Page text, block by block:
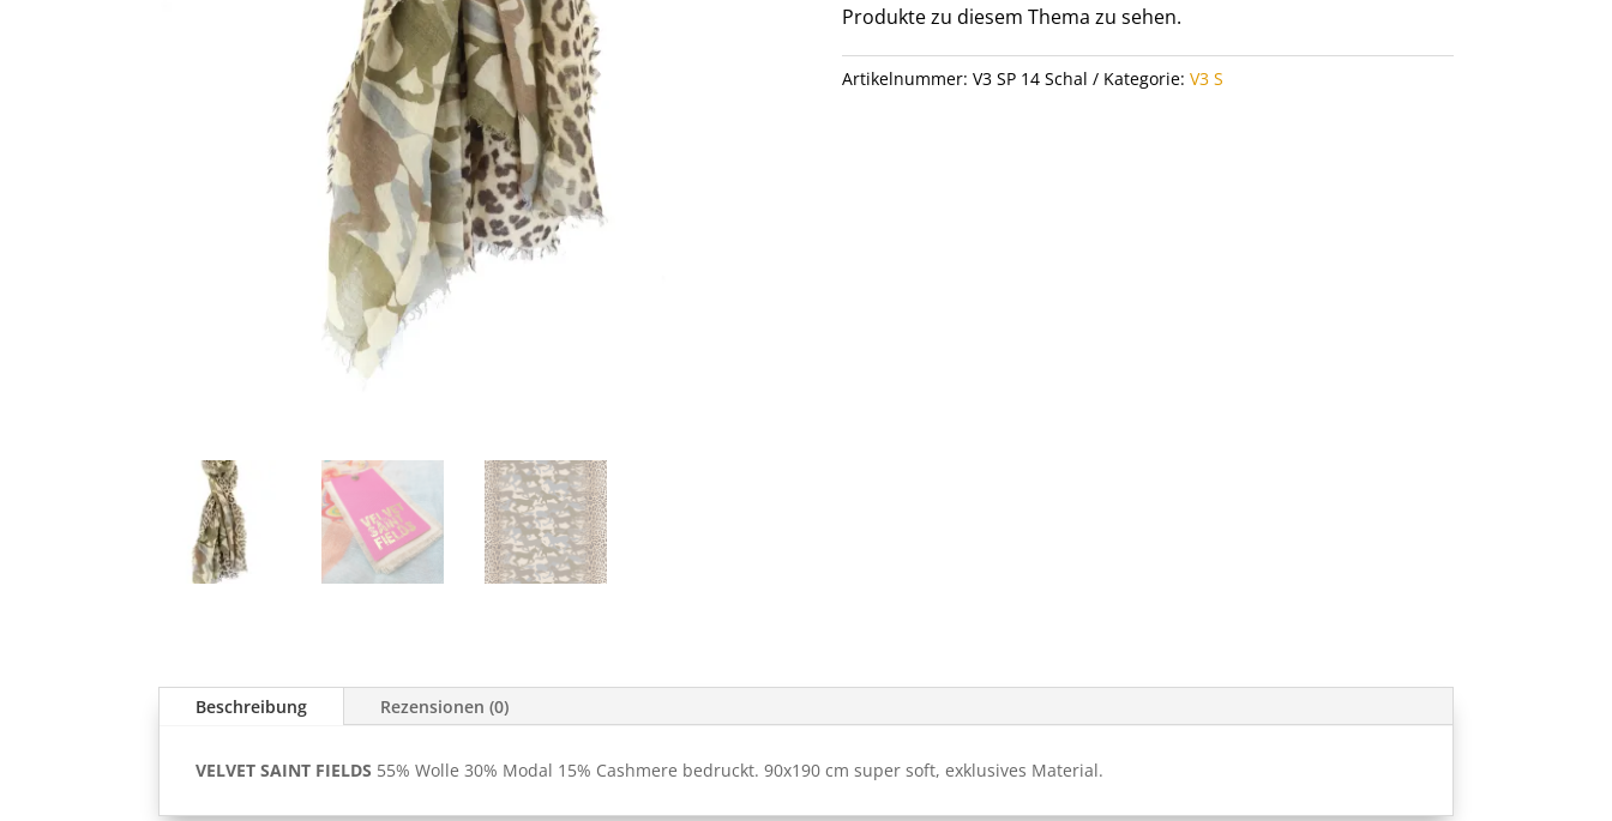
Produkte zu diesem Thema zu sehen.
Artikelnummer: V3 SP 14 Schal Kategorie: V3 S
Beschreibung Rezensionen (0)
VELVET SAINT FIELDS 55% Wolle 30% Modal 15% Cashmere bedruckt. 90x190 cm super soft, exklusives Material.